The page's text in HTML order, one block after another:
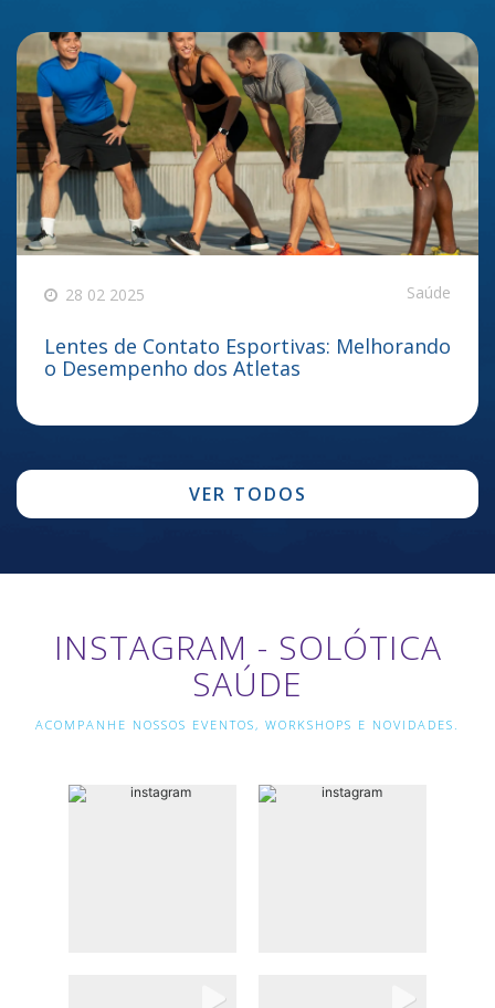
28 02 2025 Saúde
Lentes de Contato Esportivas: Melhorando
o Desempenho dos Atletas
VER TODOS
INSTAGRAM - SOLÓTICA
SAÚDE
ACOMPANHE NOSSOS EVENTOS, WORKSHOPS E NOVIDADES.